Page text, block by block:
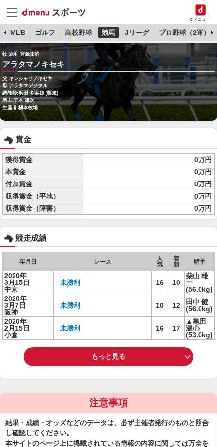
dメニュー
MLB ゴルフ 高校野球 競馬 Jリーグ プロ野球（2軍）
牡 鹿毛 登録抹消
アラタマノキセキ
父:キンシャサノキセキ
母:アラタマデジタル
調教師:浜田 多実雄 (栗東)
馬主:荒木 謙次
生産者:槇本牧場
賞金
獲得賞金
0万円
本賞金
0万円
付加賞金
0万円
収得賞金（平地）
0万円
収得賞金（障害）
0万円
競走成績
年月日 レース
人
気
着
順
騎手
2020年
3月15日
中京
未勝利 16 10
柴山 雄
一
(56.0kg)
2020年
3月7日
阪神
未勝利 10 12
田中 健
(56.0kg)
2020年
2月15日
小倉
未勝利 16 17
▲亀田
温心
(53.0kg)
もっと見る
注意事項
結果・成績・オッズなどのデータは、必ず主催者発行のものと照合
し確認してください。
本サイトのページ上に掲載されている情報の内容に関しては万全を